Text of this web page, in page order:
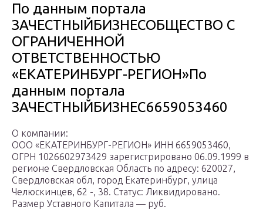
По данным портала
ЗАЧЕСТНЫЙБИЗНЕСОБЩЕСТВО С
ОГРАНИЧЕННОЙ
ОТВЕТСТВЕННОСТЬЮ
«ЕКАТЕРИНБУРГ-РЕГИОН»По
данным портала
ЗАЧЕСТНЫЙБИЗНЕС6659053460
О компании:
ООО «ЕКАТЕРИНБУРГ-РЕГИОН» ИНН 6659053460,
ОГРН 1026602973429 зарегистрировано 06.09.1999 в
регионе Свердловская Область по адресу: 620027,
Свердловская обл, город Екатеринбург, улица
Челюскинцев, 62 -, 38. Статус: Ликвидировано.
Размер Уставного Капитала — руб.